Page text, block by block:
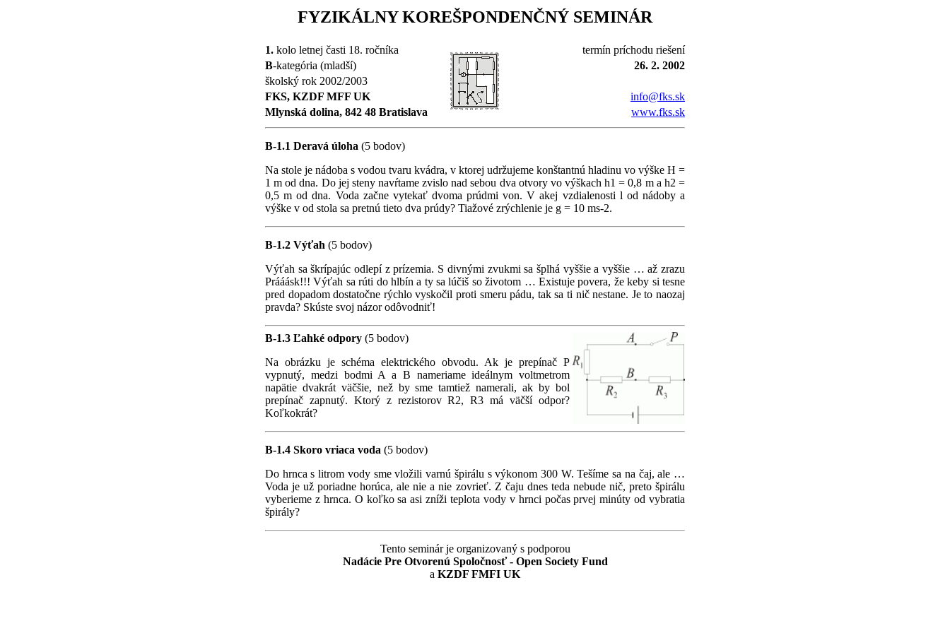
FYZIKÁLNY KOREŠPONDENČNÝ SEMINÁR
1. kolo letnej časti 18. ročníka
termín príchodu riešení
B-kategória (mladší)
26. 2. 2002
školský rok 2002/2003
FKS, KZDF MFF UK
info@fks.sk
Mlynská dolina, 842 48 Bratislava
www.fks.sk
B-1.1 Deravá úloha (5 bodov)
Na stole je nádoba s vodou tvaru kvádra, v ktorej udržujeme konštantnú hladinu vo výške H =
1 m od dna. Do jej steny navŕtame zvislo nad sebou dva otvory vo výškach h1 = 0,8 m a h2 =
0,5 m od dna. Voda začne vytekať dvoma prúdmi von. V akej vzdialenosti l od nádoby a
výške v od stola sa pretnú tieto dva prúdy? Tiažové zrýchlenie je g = 10 ms-2.
B-1.2 Výťah (5 bodov)
Výťah sa škrípajúc odlepí z prízemia. S divnými zvukmi sa šplhá vyššie a vyššie … až zrazu
Prááásk!!! Výťah sa rúti do hlbín a ty sa lúčiš so životom … Existuje povera, že keby si tesne
pred dopadom dostatočne rýchlo vyskočil proti smeru pádu, tak sa ti nič nestane. Je to naozaj
pravda? Skúste svoj názor odôvodniť!
B-1.3 Ľahké odpory (5 bodov)
Na obrázku je schéma elektrického obvodu. Ak je prepínač P
vypnutý, medzi bodmi A a B nameriame ideálnym voltmetrom
napätie dvakrát väčšie, než by sme tamtiež namerali, ak by bol
prepínač zapnutý. Ktorý z rezistorov R2, R3 má väčší odpor?
Koľkokrát?
B-1.4 Skoro vriaca voda (5 bodov)
Do hrnca s litrom vody sme vložili varnú špirálu s výkonom 300 W. Tešíme sa na čaj, ale …
Voda je už poriadne horúca, ale nie a nie zovrieť. Z čaju dnes teda nebude nič, preto špirálu
vyberieme z hrnca. O koľko sa asi zníži teplota vody v hrnci počas prvej minúty od vybratia
špirály?
Tento seminár je organizovaný s podporou
Nadácie Pre Otvorenú Spoločnosť - Open Society Fund
a KZDF FMFI UK